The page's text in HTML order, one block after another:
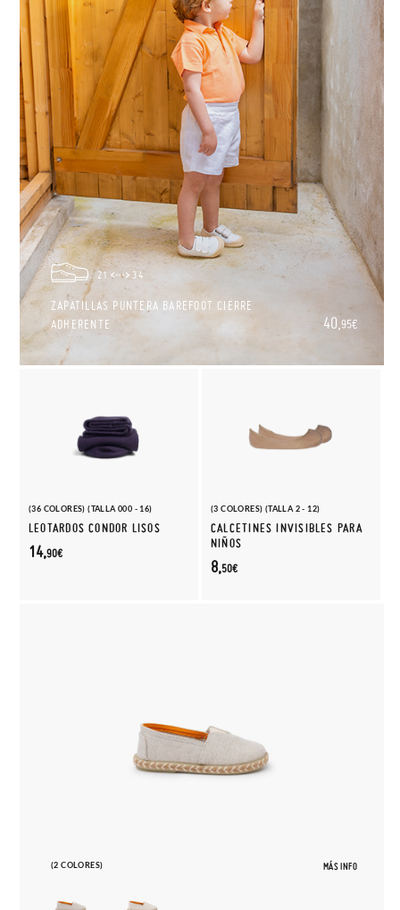
21 34
ZAPATILLAS PUNTERA BAREFOOT CIERRE
ADHERENTE
40, 95€
(36 COLORES) (TALLA 000 - 16)
LEOTARDOS CONDOR LISOS
14,90€
(3 COLORES) (TALLA 2 - 12)
CALCETINES INVISIBLES PARA
NIÑOS
8,50€
(2 COLORES) MÁS INFO